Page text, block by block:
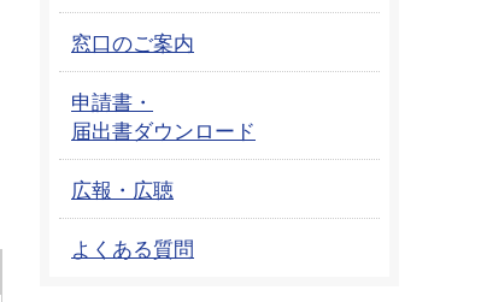
窓口のご案内
申請書・
届出書ダウンロード
広報・広聴
よくある質問